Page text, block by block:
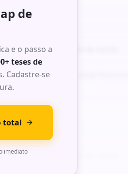
este segmento. Modelo de receita
recomendada e projeção financeira
este segmento. Modelo de receita
de
e o passo a
teses de
Cadastre-se
total
imediato